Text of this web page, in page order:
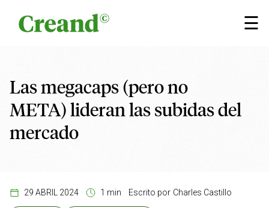
☰
×
Las megacaps (pero no
META) lideran las subidas del
mercado
29 ABRIL 2024 1 min Escrito por Charles Castillo